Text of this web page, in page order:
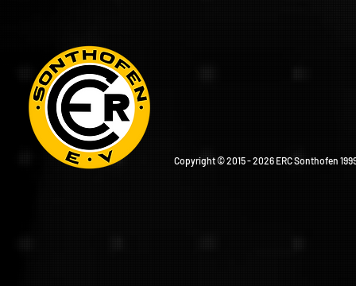
Copyright © 2015 - 2026 ERC Sonthofen